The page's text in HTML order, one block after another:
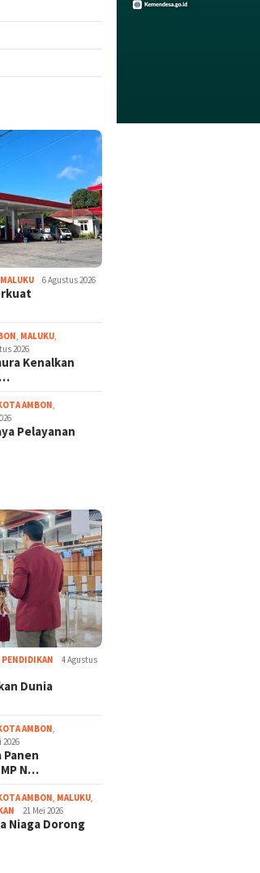
MALUKU 6 Agustus 2026
, MALUKU,
2026
Kenalkan
AMBON,
Pelayanan
PENDIDIKAN
4 Agustus
Dunia
AMBON,
2026
Panen
N…
AMBON, MALUKU,
21 Mei 2026
Niaga Dorong